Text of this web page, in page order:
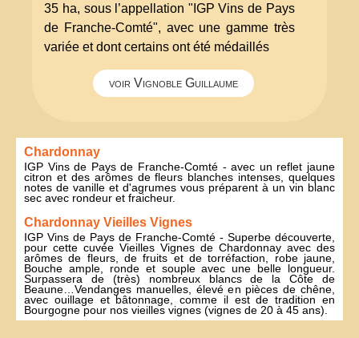
35 ha, sous l’appellation "IGP Vins de Pays
de Franche-Comté", avec une gamme très
variée et dont certains ont été médaillés
voir Vignoble Guillaume
Chardonnay
IGP Vins de Pays de Franche-Comté - avec un reflet jaune
citron et des arômes de fleurs blanches intenses, quelques
notes de vanille et d'agrumes vous préparent à un vin blanc
sec avec rondeur et fraicheur.
Chardonnay Vieilles Vignes
IGP Vins de Pays de Franche-Comté - Superbe découverte,
pour cette cuvée Vieilles Vignes de Chardonnay avec des
arômes de fleurs, de fruits et de torréfaction, robe jaune,
Bouche ample, ronde et souple avec une belle longueur.
Surpassera de (très) nombreux blancs de la Côte de
Beaune…Vendanges manuelles, élevé en pièces de chêne,
avec ouillage et bâtonnage, comme il est de tradition en
Bourgogne pour nos vieilles vignes (vignes de 20 à 45 ans).